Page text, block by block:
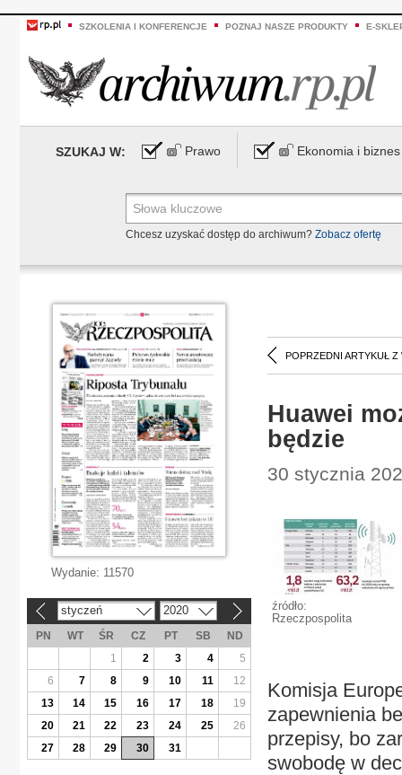
SZKOLENIA I KONFERENCJE POZNAJ NASZE PRODUKTY E-
SZUKAJ W: Prawo Ekonomia i biznes
Chcesz uzyskać dostęp do archiwum? Zobacz ofertę
POPRZEDNI ARTYKUŁ Z
Huawei
będzie
30 stycznia
źródło:
Rzeczpospolita
Komisja
zapewnienia
przepisy, bo
swobodę w
Wydanie: 11570
styczeń 2020
PN WT ŚR CZ PT SB
ND
1
2 3 4
5
6
7 8 9 10 11
12
13
14 15 16 17 18
19
20
21 22 23 24 25
26
27
28 29 30 31